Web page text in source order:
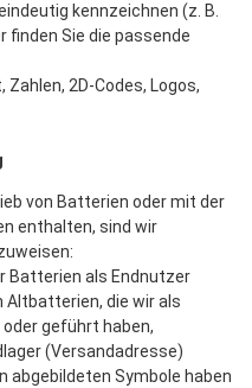
kennzeichnen (z. B.
finden Sie die passende
Zahlen, 2D-Codes, Logos,
von Batterien oder mit der
enthalten, sind wir
Batterien als Endnutzer
die wir als
geführt haben,
(Versandadresse)
abgebildeten Symbole haben